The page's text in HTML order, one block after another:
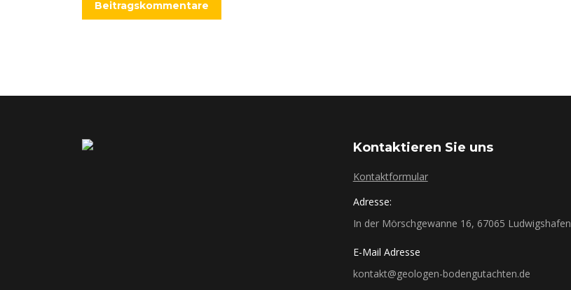
Beitragskommentare
Kontaktieren Sie uns
Kontaktformular
Adresse:
In der Mörschgewanne 16, 67065 Ludwigshafen
E-Mail Adresse
kontakt@geologen-bodengutachten.de